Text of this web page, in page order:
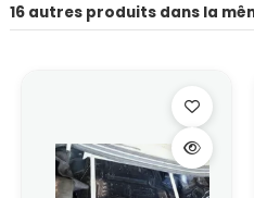
16 autres produits dans la